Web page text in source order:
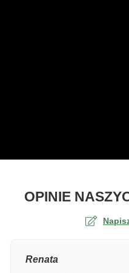
OPINIE
Renata